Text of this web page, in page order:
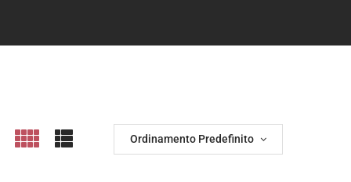
Ordinamento Predefinito